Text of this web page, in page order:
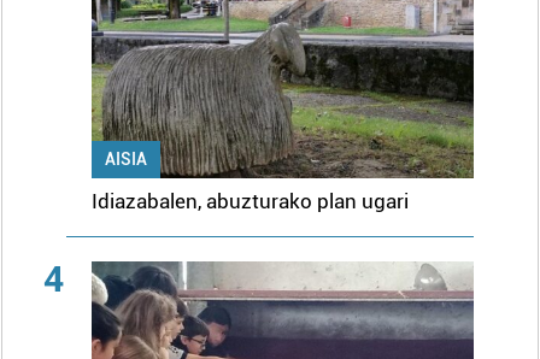
AISIA
Idiazabalen, abuzturako plan ugari
4